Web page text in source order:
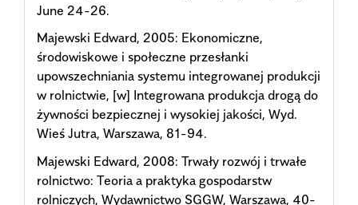
June 24-26.
Majewski Edward, 2005: Ekonomiczne,
środowiskowe i społeczne przesłanki
upowszechniania systemu integrowanej produkcji
w rolnictwie, [w] Integrowana produkcja drogą do
żywności bezpiecznej i wysokiej jakości, Wyd.
Wieś Jutra, Warszawa, 81-94.
Majewski Edward, 2008: Trwały rozwój i trwałe
rolnictwo: Teoria a praktyka gospodarstw
rolniczych, Wydawnictwo SGGW, Warszawa, 40-